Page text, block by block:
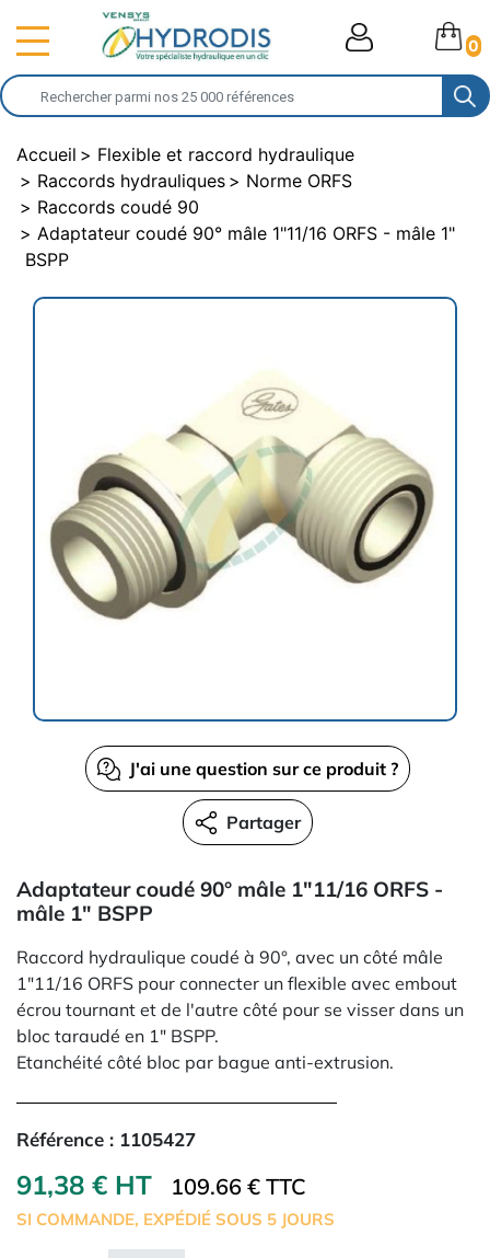
0
Accueil
Flexible et raccord hydraulique
Raccords hydrauliques
Norme ORFS
Raccords coudé 90
Adaptateur coudé 90° mâle 1"11/16 ORFS - mâle 1"
BSPP
J'ai une question sur ce produit ?
Partager
Adaptateur coudé 90° mâle 1"11/16 ORFS -
mâle 1" BSPP
Raccord hydraulique coudé à 90°, avec un côté mâle
1"11/16 ORFS pour connecter un flexible avec embout
écrou tournant et de l'autre côté pour se visser dans un
bloc taraudé en 1" BSPP.
Etanchéité côté bloc par bague anti-extrusion.
Référence : 1105427
91,38 € HT 109.66 € TTC
SI COMMANDE, EXPÉDIÉ SOUS 5 JOURS